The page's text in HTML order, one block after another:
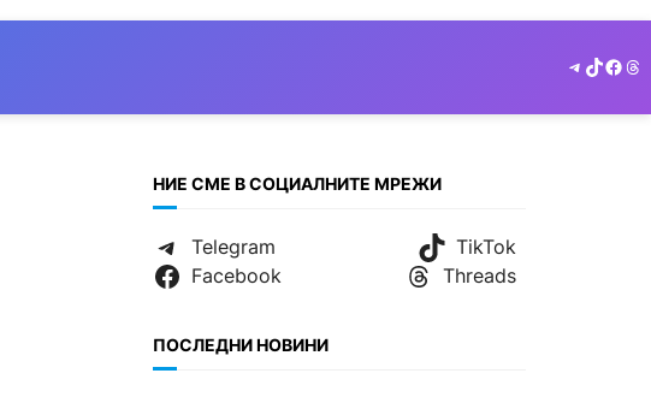
Telegram
TikTok
НИЕ СМЕ В СОЦИАЛНИТЕ МРЕЖИ
Telegram
TikTok
Facebook
Threads
ПОСЛЕДНИ НОВИНИ